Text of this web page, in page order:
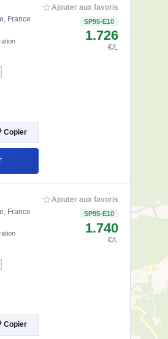
France
Copier
☆Ajouter aux favoris
SP95-E10
1.726
€/L
France
Copier
☆Ajouter aux favoris
SP95-E10
1.740
€/L